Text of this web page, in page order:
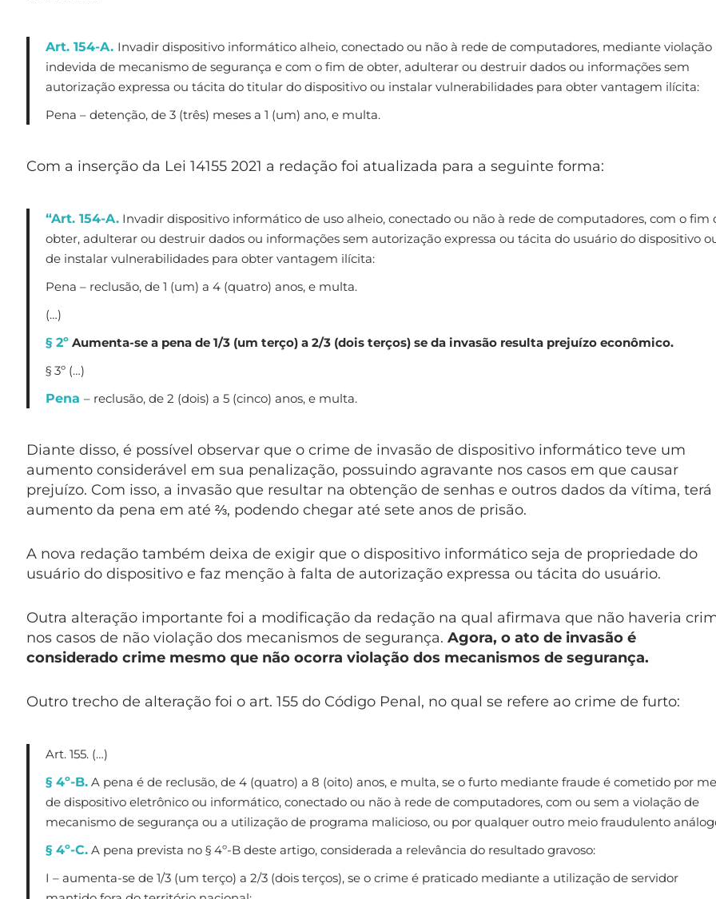
Art. 154-A. Invadir dispositivo informático alheio, conectado ou não à rede de computadores, mediante violação
indevida de mecanismo de segurança e com o fim de obter, adulterar ou destruir dados ou informações sem
autorização expressa ou tácita do titular do dispositivo ou instalar vulnerabilidades para obter vantagem ilícita:
Pena – detenção, de 3 (três) meses a 1 (um) ano, e multa.
Com a inserção da Lei 14155 2021 a redação foi atualizada para a seguinte forma:
“Art. 154-A. Invadir dispositivo informático de uso alheio, conectado ou não à rede de computadores, com o fim
obter, adulterar ou destruir dados ou informações sem autorização expressa ou tácita do usuário do dispositivo
de instalar vulnerabilidades para obter vantagem ilícita:
Pena – reclusão, de 1 (um) a 4 (quatro) anos, e multa.
(…)
§ 2º Aumenta-se a pena de 1/3 (um terço) a 2/3 (dois terços) se da invasão resulta prejuízo econômico.
§ 3º (…)
Pena – reclusão, de 2 (dois) a 5 (cinco) anos, e multa.
Diante disso, é possível observar que o crime de invasão de dispositivo informático teve um
aumento considerável em sua penalização, possuindo agravante nos casos em que causar
prejuízo. Com isso, a invasão que resultar na obtenção de senhas e outros dados da vítima, terá
aumento da pena em até ⅔, podendo chegar até sete anos de prisão.
A nova redação também deixa de exigir que o dispositivo informático seja de propriedade do
usuário do dispositivo e faz menção à falta de autorização expressa ou tácita do usuário.
Outra alteração importante foi a modificação da redação na qual afirmava que não haveria
nos casos de não violação dos mecanismos de segurança. Agora, o ato de invasão é
considerado crime mesmo que não ocorra violação dos mecanismos de segurança.
Outro trecho de alteração foi o art. 155 do Código Penal, no qual se refere ao crime de furto:
Art. 155. (…)
§ 4º-B. A pena é de reclusão, de 4 (quatro) a 8 (oito) anos, e multa, se o furto mediante fraude é cometido por
de dispositivo eletrônico ou informático, conectado ou não à rede de computadores, com ou sem a violação de
mecanismo de segurança ou a utilização de programa malicioso, ou por qualquer outro meio fraudulento
§ 4º-C. A pena prevista no § 4º-B deste artigo, considerada a relevância do resultado gravoso:
I – aumenta-se de 1/3 (um terço) a 2/3 (dois terços), se o crime é praticado mediante a utilização de servidor